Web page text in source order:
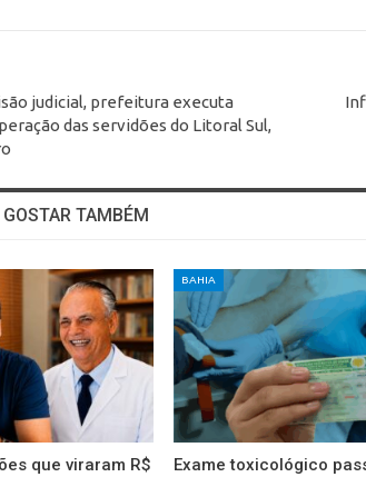
judicial, prefeitura executa
das servidões do Litoral Sul,
TAMBÉM
que viraram R$
BAHIA
Exame toxicológico